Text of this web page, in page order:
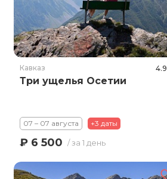
Кавказ 4.9
Три ущелья Осетии
07 – 07 августа +3 даты
₽ 6 500 / за 1 день